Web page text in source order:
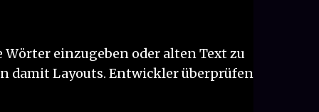
einzugeben oder alten Text zu
damit Layouts. Entwickler überprüfen